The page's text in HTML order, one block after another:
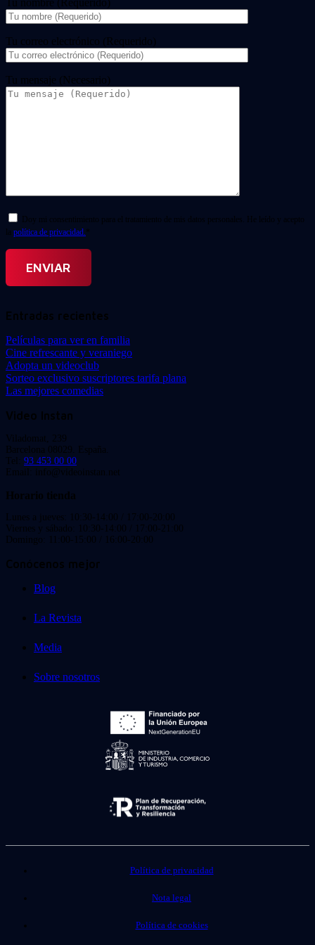
Tu nombre (Requerido)
Tu correo electrónico (Requerido)
Tu mensaje (Necesario)
Doy mi consentimiento para el tratamiento de mis datos personales. He leído y acepto
la política de privacidad. *
Entradas recientes
Películas para ver en familia
Cine refrescante y veraniego
Adopta un videoclub
Sorteo exclusivo suscriptores tarifa plana
Las mejores comedias
Video Instan
Viladomat, 239
Barcelona 08029. España.
Tel: 93 453 00 00
Email: info@videoinstan.net
Horario tienda
Lunes a jueves: 10:30-14:00 / 17:00-20:00
Viernes y sábado: 10:30-14:00 / 17:00-21:00
Domingo: 11:00-15:00 / 16:00-20:00
Conócenos mejor
Blog
La Revista
Media
Sobre nosotros
Política de privacidad
Nota legal
Política de cookies